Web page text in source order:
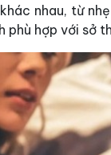
nhau, từ
hợp với sở